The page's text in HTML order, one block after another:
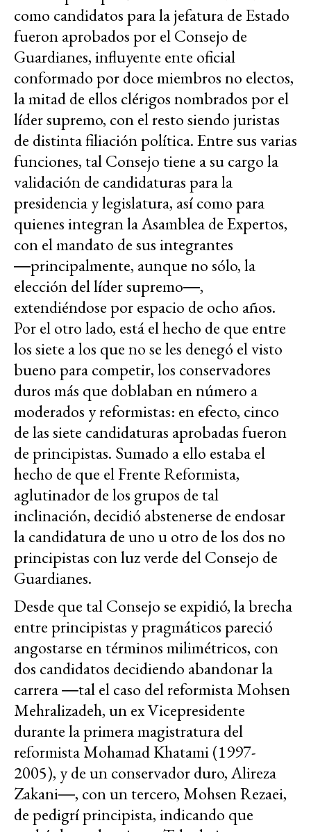
como candidatos para la jefatura de Estado
fueron aprobados por el Consejo de
Guardianes, influyente ente oficial
conformado por doce miembros no electos,
la mitad de ellos clérigos nombrados por el
líder supremo, con el resto siendo juristas
de distinta filiación política. Entre sus varias
funciones, tal Consejo tiene a su cargo la
validación de candidaturas para la
presidencia y legislatura, así como para
quienes integran la Asamblea de Expertos,
con el mandato de sus integrantes
―principalmente, aunque no sólo, la
elección del líder supremo―,
extendiéndose por espacio de ocho años.
Por el otro lado, está el hecho de que entre
los siete a los que no se les denegó el visto
bueno para competir, los conservadores
duros más que doblaban en número a
moderados y reformistas: en efecto, cinco
de las siete candidaturas aprobadas fueron
de principistas. Sumado a ello estaba el
hecho de que el Frente Reformista,
aglutinador de los grupos de tal
inclinación, decidió abstenerse de endosar
la candidatura de uno u otro de los dos no
principistas con luz verde del Consejo de
Guardianes.
Desde que tal Consejo se expidió, la brecha
entre principistas y pragmáticos pareció
angostarse en términos milimétricos, con
dos candidatos decidiendo abandonar la
carrera ―tal el caso del reformista Mohsen
Mehralizadeh, un ex Vicepresidente
durante la primera magistratura del
reformista Mohamad Khatami (1997-
2005), y de un conservador duro, Alireza
Zakani―, con un tercero, Mohsen Rezaei,
de pedigrí principista, indicando que